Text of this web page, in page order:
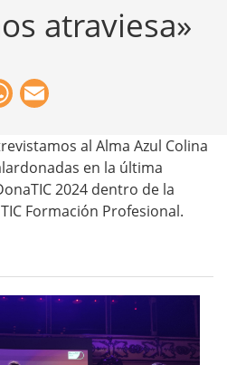
atraviesa»
WhatsApp
al Alma Azul Colina
en la última
2024 dentro de la
Formación Profesional.